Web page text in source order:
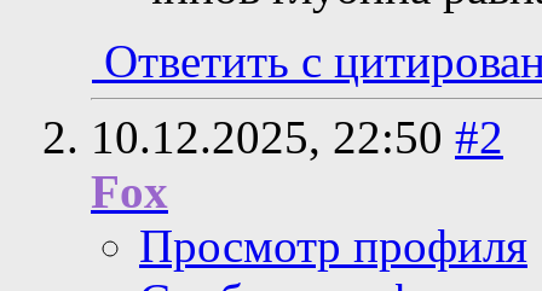
Ответить с
10.12.2025, 22:50 #2
Fox
Просмотр профиля